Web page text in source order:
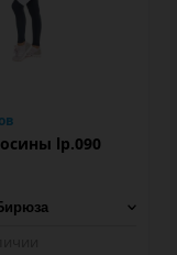
lp.090